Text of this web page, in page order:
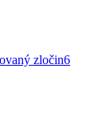
zločin6